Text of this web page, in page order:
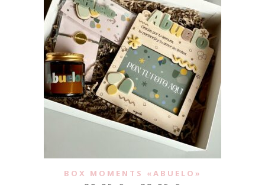
BOX MOMENTS «ABUELO»